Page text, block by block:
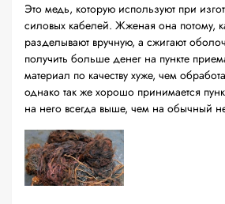
Это медь, которую используют при
силовых кабелей. Жженая она потому,
разделывают вручную, а сжигают
получить больше денег на пункте
материал по качеству хуже, чем
однако так же хорошо принимается
на него всегда выше, чем на обычный